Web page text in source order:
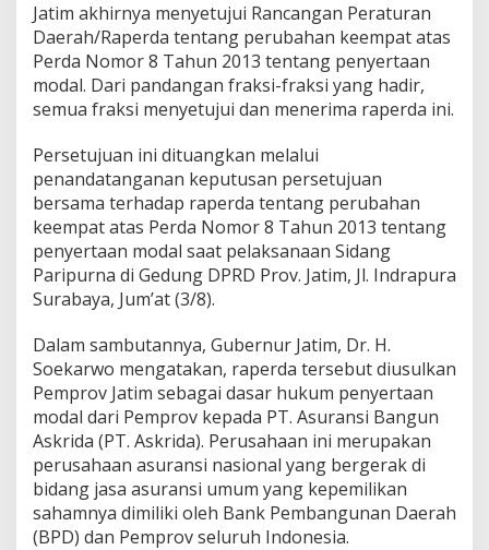
t
a
a
n
M
o
a
l
Jatim akhirnya menyetujui Rancangan Peraturan
Daerah/Raperda tentang perubahan keempat atas
Perda Nomor 8 Tahun 2013 tentang penyertaan
modal. Dari pandangan fraksi-fraksi yang hadir,
semua fraksi menyetujui dan menerima raperda ini.
Persetujuan ini dituangkan melalui
penandatanganan keputusan persetujuan
bersama terhadap raperda tentang perubahan
keempat atas Perda Nomor 8 Tahun 2013 tentang
penyertaan modal saat pelaksanaan Sidang
Paripurna di Gedung DPRD Prov. Jatim, Jl. Indrapura
Surabaya, Jum’at (3/8).
Dalam sambutannya, Gubernur Jatim, Dr. H.
Soekarwo mengatakan, raperda tersebut diusulkan
Pemprov Jatim sebagai dasar hukum penyertaan
modal dari Pemprov kepada PT. Asuransi Bangun
Askrida (PT. Askrida). Perusahaan ini merupakan
perusahaan asuransi nasional yang bergerak di
bidang jasa asuransi umum yang kepemilikan
sahamnya dimiliki oleh Bank Pembangunan Daerah
(BPD) dan Pemprov seluruh Indonesia.